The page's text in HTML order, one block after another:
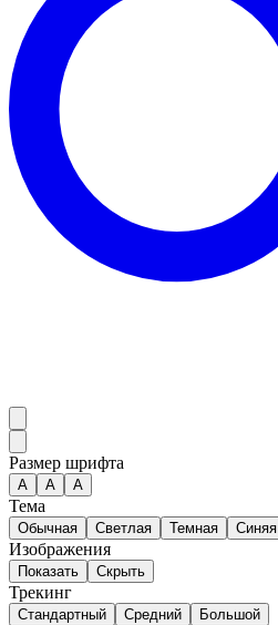
Размер шрифта
А A A
Тема
Обычная Светлая Темная Синяя
Изображения
Показать Скрыть
Трекинг
Стандартный Средний Большой